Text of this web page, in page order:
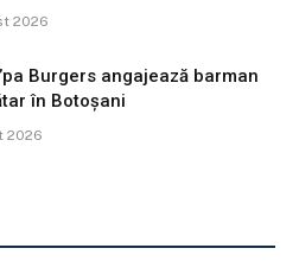
2026
Burgers angajează barman
în Botoșani
2026